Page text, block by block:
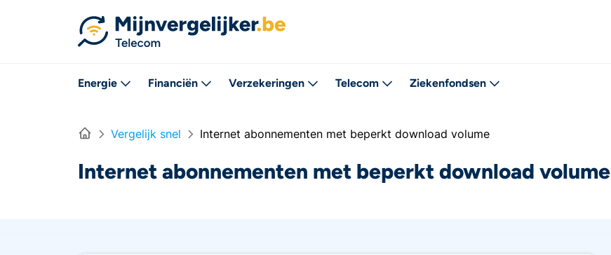
Energie Financiën Verzekeringen Telecom Ziekenfondsen
Home Vergelijk snel Internet abonnementen met beperkt download volume
Internet abonnementen met beperkt download volume